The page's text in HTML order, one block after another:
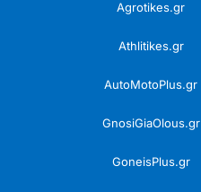
Agrotikes.gr
Athlitikes.gr
AutoMotoPlus.gr
GnosiGiaOlous.gr
GoneisPlus.gr